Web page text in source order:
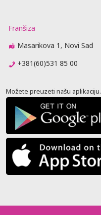
Franšiza
Masarikova 1, Novi Sad
+381(60)531 85 00
Možete preuzeti našu aplikaciju.